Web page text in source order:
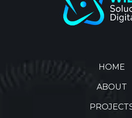
ABOUT
PROJECTS
BLOG